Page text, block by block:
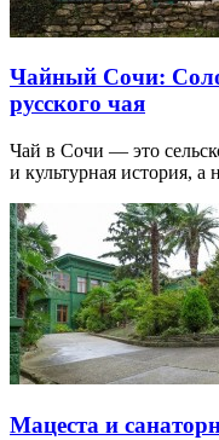
Чайный Сочи:
русского чая
Чай в Сочи — это
и культурная история, а
Мацеста и